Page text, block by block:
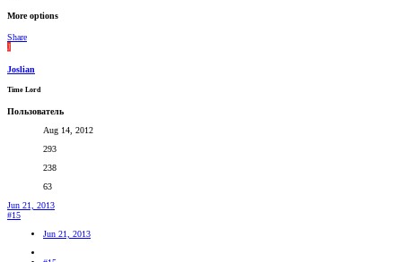
More options
Share
J
Joslian
Time Lord
Пользователь
Aug 14, 2012
293
238
63
Jun 21, 2013
#15
Jun 21, 2013